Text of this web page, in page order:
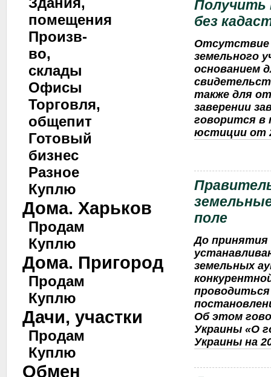
помещения
Произв-
во,
склады
Офисы
Торговля,
общепит
Готовый
бизнес
Разное
Куплю
Дома. Харьков
Продам
Куплю
Дома. Пригород
Продам
Куплю
Дачи, участки
Продам
Куплю
Обмен
Получить
без
Отсутствие
земельного
основанием
также для
заверении
говорится в
юстиции от
поле
До принятия
земельных
Об этом
Украины «О
Украины на